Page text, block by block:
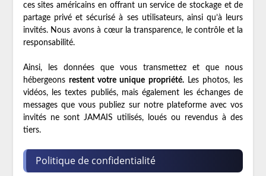
ces sites américains en offrant un service de stockage et de
partage privé et sécurisé à ses utilisateurs, ainsi qu’à leurs
invités. Nous avons à cœur la transparence, le contrôle et la
responsabilité.
Ainsi, les données que vous transmettez et que nous
hébergeons restent votre unique propriété.Les photos, les
vidéos, les textes publiés, mais également les échanges de
messages que vous publiez sur notre plateforme avec vos
invités ne sont JAMAIS utilisés, loués ou revendus à des
tiers.
Politique de confidentialité